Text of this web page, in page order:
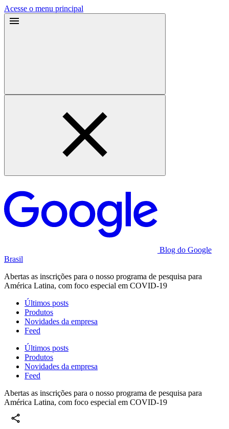
Acesse o menu principal
Blog do Google
Brasil
Abertas as inscrições para o nosso programa de pesquisa para
América Latina, com foco especial em COVID-19
Últimos posts
Produtos
Novidades da empresa
Feed
Últimos posts
Produtos
Novidades da empresa
Feed
Abertas as inscrições para o nosso programa de pesquisa para
América Latina, com foco especial em COVID-19